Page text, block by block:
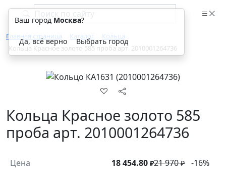
Главная страница Каталог
Кольца
Кольца Красное золото 585 проба арт. 2010001264736
Кольца Красное золото 585
проба арт. 2010001264736
Цена 18 454.80 ₽21 970₽ -16%
Ваш город Москва?
Да, всё верно Выбрать город